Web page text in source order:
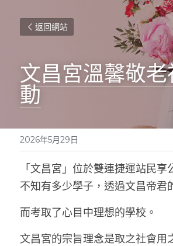
返回網站
文昌宮溫馨敬
動
2026年5月29日
「文昌宮」位於雙連捷運站民享
不知有多少學子，透過文昌帝君
而考取了心目中理想的學校。
文昌宮的宗旨理念是取之社會用